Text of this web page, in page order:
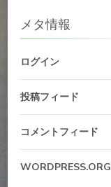
メタ情報
ログイン
投稿フィード
コメントフィード
WORDPRESS.ORG